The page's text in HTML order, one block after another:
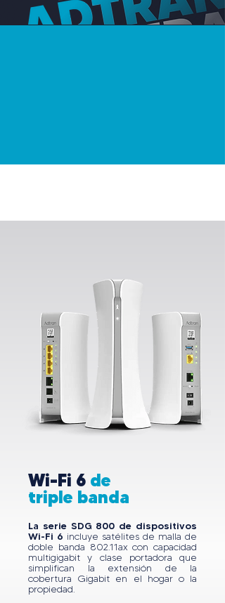
Wi-Fi 6 de
triple banda
La serie SDG 800 de dispositivos
Wi-Fi 6 incluye satélites de malla de
doble banda 802.11ax con capacidad
multigigabit y clase portadora que
simplifican la extensión de la
cobertura Gigabit en el hogar o la
propiedad.